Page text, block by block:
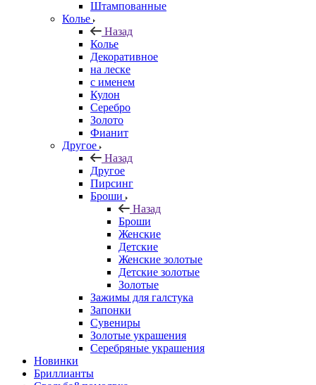
Штампованные
Колье
Назад
Колье
Декоративное
на леске
с именем
Кулон
Серебро
Золото
Фианит
Другое
Назад
Другое
Пирсинг
Броши
Назад
Броши
Женские
Детские
Женские золотые
Детские золотые
Золотые
Зажимы для галстука
Запонки
Сувениры
Золотые украшения
Серебряные украшения
Новинки
Бриллианты